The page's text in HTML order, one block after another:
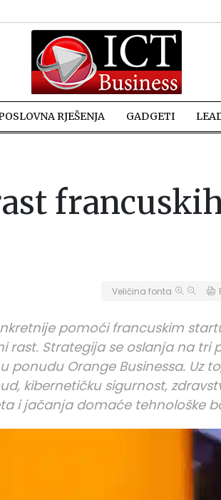
RJEŠENJA GADGETI
Veličina fonta
pomoći francuskim
rast. Strategija se oslanja na tri
Orange Businessa. Uz
kibernetičku sigurnost,
i jačanja domaće tehnološke